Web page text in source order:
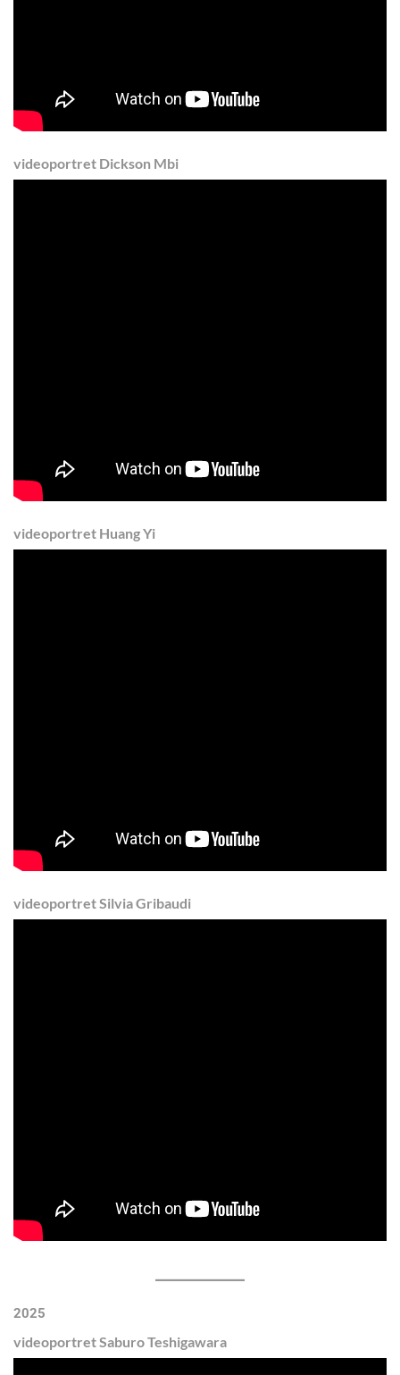
videoportret Dickson Mbi
videoportret Huang Yi
videoportret Silvia Gribaudi
2025
videoportret Saburo Teshigawara